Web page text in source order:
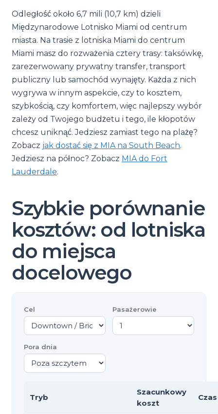
Odległość około 6,7 mili (10,7 km) dzieli
Międzynarodowe Lotnisko Miami od centrum
miasta. Na trasie z lotniska Miami do centrum
Miami masz do rozważenia cztery trasy: taksówkę,
zarezerwowany prywatny transfer, transport
publiczny lub samochód wynajęty. Każda z nich
wygrywa w innym aspekcie, czy to kosztem,
szybkością, czy komfortem, więc najlepszy wybór
zależy od Twojego budżetu i tego, ile kłopotów
chcesz uniknąć. Jedziesz zamiast tego na plażę?
Zobacz jak dostać się z MIA na South Beach.
Jedziesz na północ? Zobacz MIA do Fort
Lauderdale.
Szybkie porównanie
kosztów: od lotniska
do miejsca
docelowego
Cel Pasażerowie
Pora dnia
Tryb
Szacunkowy
koszt
Czas